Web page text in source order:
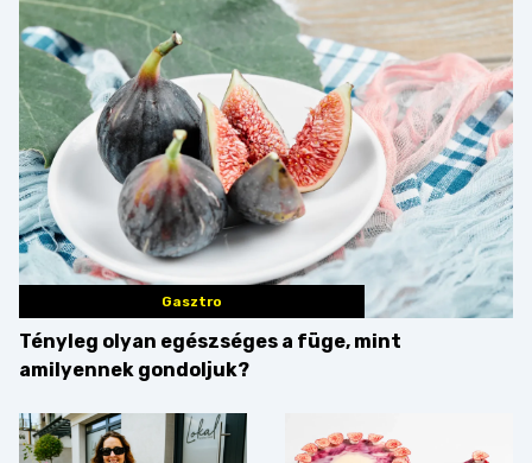
Gasztro
Tényleg olyan egészséges a füge, mint
amilyennek gondoljuk?